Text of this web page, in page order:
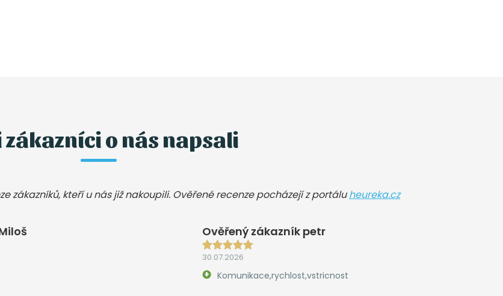
zákazníci o nás napsali
zákazníků, kteří u nás již nakoupili. Ověřené recenze pocházejí z portáluheureka.cz
Ověřený zákazník petr
30.07.2026
Komunikace,rychlost,vstricnost